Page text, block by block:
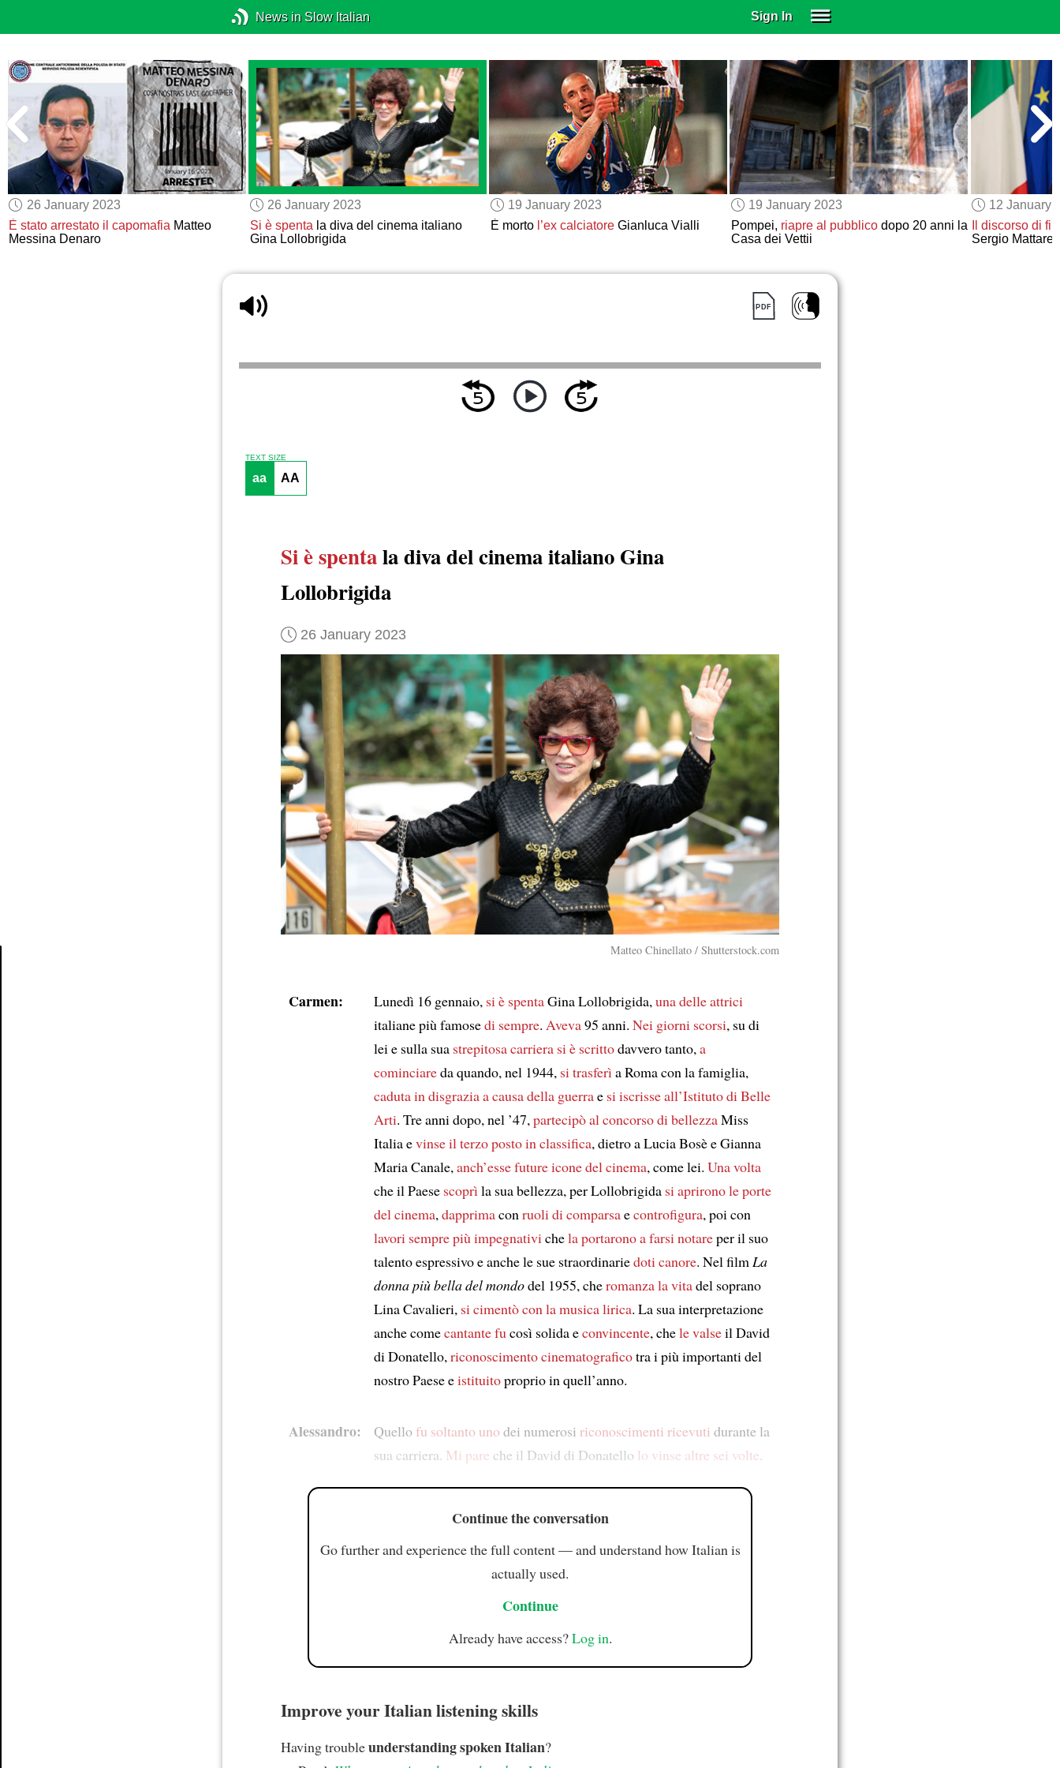
News in Slow Italian Sign In
SUBSCRIBE
EDUCATIONAL LICENSES
GIFT CARDS
OTHER LANGUAGES
ABOUT US
ALEXA
ADJUST COLORS
26 January 2023
È stato arrestato il capomafia Matteo
Messina Denaro
26 January 2023
Si è spentala diva del cinema italiano
Gina Lollobrigida
19 January 2023
È morto l’ex calciatoreGianluca Vialli
19 January 2023
Pompei, riapre al pubblicodopo 20 anni la
Casa dei Vettii
12 January
Il discorso di
Sergio
TEXT SIZE
aa AA
Si è spentala diva del cinema italiano Gina
Lollobrigida
26 January 2023
Matteo Chinellato / Shutterstock.com
Carmen: Lunedì 16 gennaio, si è spentaGina Lollobrigida,una delle attrici
italiane più famosedi sempre. Aveva95 anni. Nei giorni scorsi, su di
lei e sulla sua strepitosa carriera si è scrittodavvero tanto,a
cominciareda quando, nel 1944, si trasferìa Roma con la famiglia,
caduta in disgraziaa causa della guerrae si iscrisseall’Istituto di Belle
Arti. Tre anni dopo, nel ’47,partecipòal concorso di bellezzaMiss
Italia evinseil terzo posto in classifica, dietro a Lucia Bosè e Gianna
Maria Canale,anch’esse future icone del cinema, come lei. Una volta
che il Paese scoprìla sua bellezza, per Lollobrigida si aprirono le porte
del cinema,dapprimaconruoli di comparsaecontrofigura, poi con
lavori sempre più impegnativichela portaronoa farsi notareper il suo
talento espressivo e anche le sue straordinariedoti canore. Nel filmLa
donna più bella del mondodel 1955, cheromanzala vitadel soprano
Lina Cavalieri, si cimentò con la musica lirica. La sua interpretazione
anche comecantantefucosì solida econvincente, chele valseil David
di Donatello,riconoscimento cinematograficotra i più importanti del
nostro Paese eistituitoproprio in quell’anno.
Alessandro: Quellofu soltanto uno dei numerosi riconoscimenti ricevuti durante la
sua carriera. Mi pare che il David di Donatello lo vinse altre sei volte.
Continue the conversation
Go further and experience the full content — and understand how Italian is
actually used.
Continue
Already have access?Log in.
Improve your Italian listening skills
Having troubleunderstanding spoken Italian?